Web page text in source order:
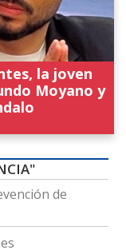
la joven
Moyano y
de